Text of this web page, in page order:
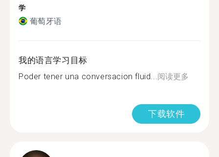
学
葡萄牙语
我的语言学习目标
Poder tener una conversacion fluid... 阅读更多
下载软件